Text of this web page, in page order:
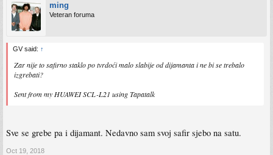
ming
Veteran foruma
GV said: ↑
Zar nije to safirno staklo po tvrdoći malo slabije od dijamanta i ne bi se trebalo
izgrebati?
Sent from my HUAWEI SCL-L21 using Tapatalk
Sve se grebe pa i dijamant. Nedavno sam svoj safir sjebo na satu.
Oct 19, 2018